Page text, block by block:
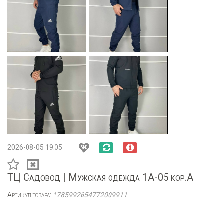
2026-08-05 19:05
ТЦ Садовод | Мужская одежда 1А-05 кор.А
Артикул товара: 1785992654772009911